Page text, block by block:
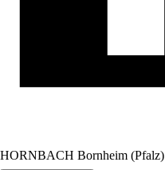
HORNBACH Bornheim (Pfalz)